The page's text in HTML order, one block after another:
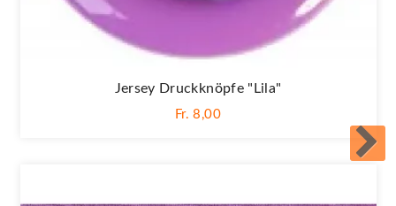
Jersey Druckknöpfe "Lila"
Fr. 8,00